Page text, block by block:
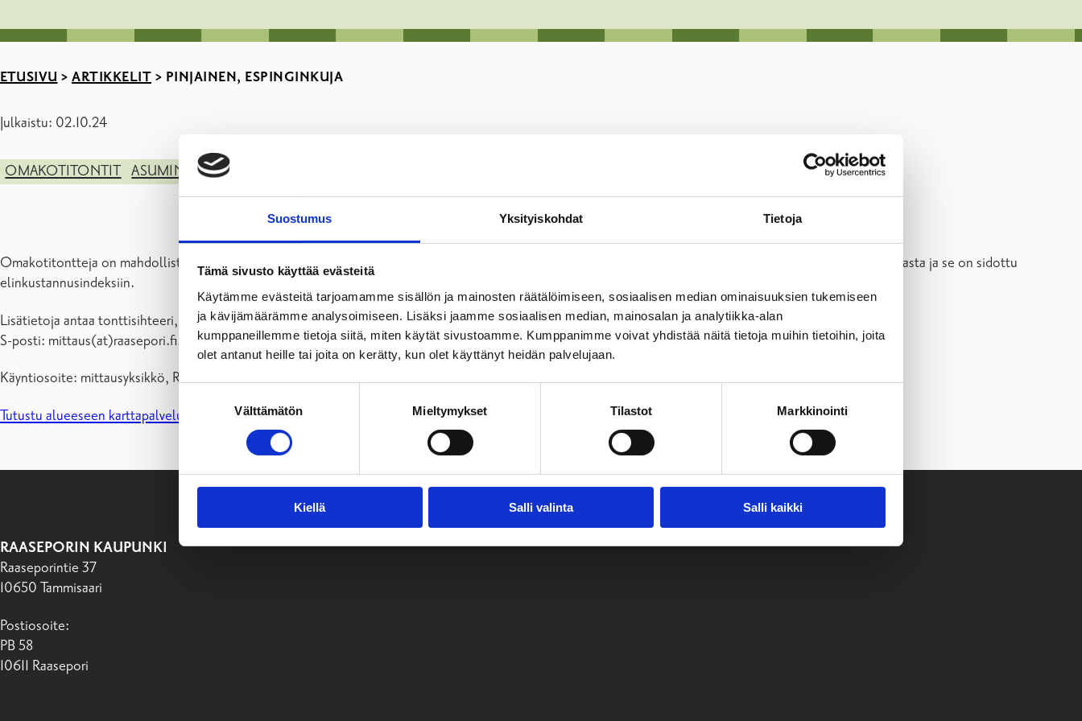
Suostumus Yksityiskohdat Tietoja
Tämä sivusto käyttää evästeitä
Käytämme evästeitä tarjoamamme sisällön ja mainosten räätälöimiseen, sosiaalisen median ominaisuuksien tukemiseen
ja kävijämäärämme analysoimiseen. Lisäksi jaamme sosiaalisen median, mainosalan ja analytiikka-alan
kumppaneillemme tietoja siitä, miten käytät sivustoamme. Kumppanimme voivat yhdistää näitä tietoja muihin tietoihin, joita
olet antanut heille tai joita on kerätty, kun olet käyttänyt heidän palvelujaan.
valinta
Välttämätön Mieltymykset Tilastot Markkinointi
Kiellä Salli valinta Salli kaikki
ETUSIVU > ARTIKKELIT > PINJAINEN, ESPINGINKUJA
Julkaistu: 02.10.24
OMAKOTITONTIT ASUMINEN JA YMPÄRISTÖ
Omakotitontteja on mahdollista varata Espinginkujan varrella. Tonttien pinta-alat ovat n. 1 052 -1 387 m² ja hinta on 20 €/m². Vuosivuokra on 5 % kauppahinnasta ja se on sidottu
elinkustannusindeksiin.
Lisätietoja antaa tonttisihteeri, puh. 019 289 2526.
S-posti: mittaus(at)raasepori.fi.
Käyntiosoite: mittausyksikkö, Raaseporintie 37, 10650 Tammisaari.
Tutustu alueeseen karttapalvelussamme.
RAASEPORIN KAUPUNKI
Raaseporintie 37
10650 Tammisaari
Postiosoite:
PB 58
10611 Raasepori